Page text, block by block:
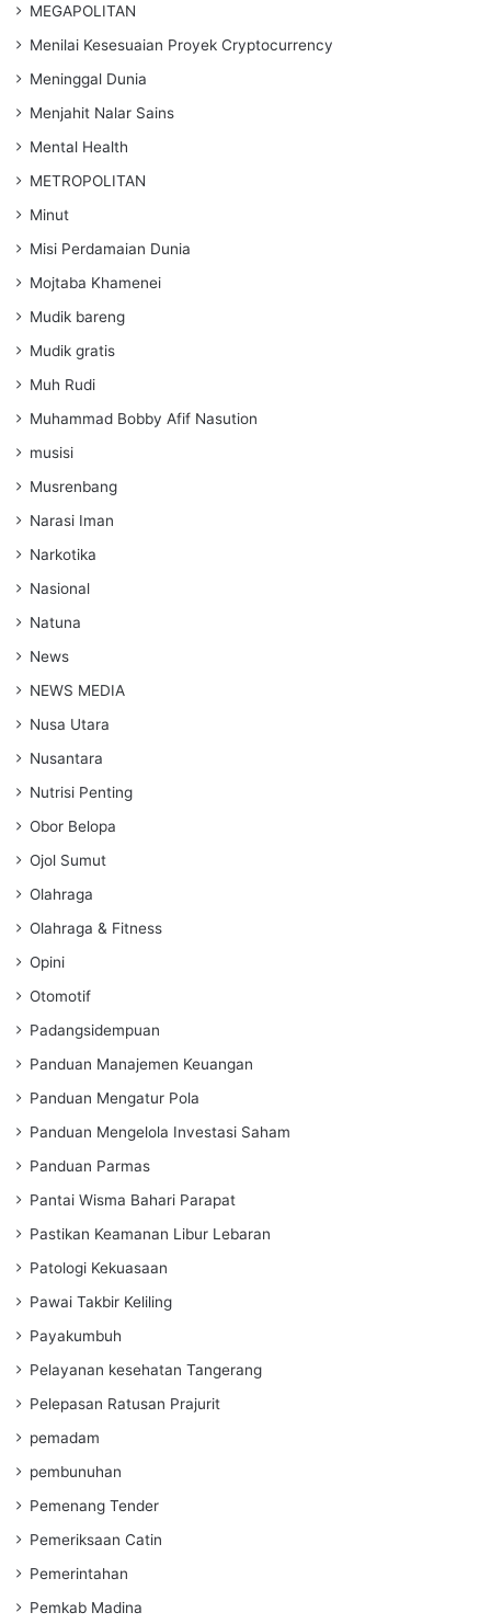
MEGAPOLITAN
Menilai Kesesuaian Proyek Cryptocurrency
Meninggal Dunia
Menjahit Nalar Sains
Mental Health
METROPOLITAN
Minut
Misi Perdamaian Dunia
Mojtaba Khamenei
Mudik bareng
Mudik gratis
Muh Rudi
Muhammad Bobby Afif Nasution
musisi
Musrenbang
Narasi Iman
Narkotika
Nasional
Natuna
News
NEWS MEDIA
Nusa Utara
Nusantara
Nutrisi Penting
Obor Belopa
Ojol Sumut
Olahraga
Olahraga & Fitness
Opini
Otomotif
Padangsidempuan
Panduan Manajemen Keuangan
Panduan Mengatur Pola
Panduan Mengelola Investasi Saham
Panduan Parmas
Pantai Wisma Bahari Parapat
Pastikan Keamanan Libur Lebaran
Patologi Kekuasaan
Pawai Takbir Keliling
Payakumbuh
Pelayanan kesehatan Tangerang
Pelepasan Ratusan Prajurit
pemadam
pembunuhan
Pemenang Tender
Pemeriksaan Catin
Pemerintahan
Pemkab Madina